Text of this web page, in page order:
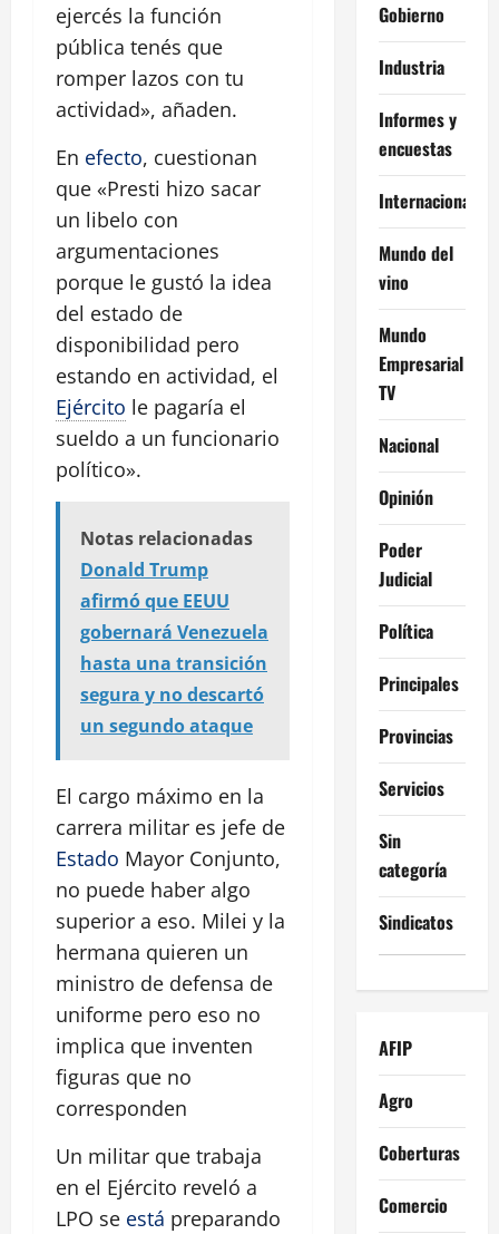
ejercés la función
pública tenés que
romper lazos con tu
actividad», añaden.
En efecto, cuestionan
que «Presti hizo sacar
un libelo con
argumentaciones
porque le gustó la idea
del estado de
disponibilidad pero
estando en actividad, el
Ejército le pagaría el
sueldo a un funcionario
político».
Notas relacionadas
Donald Trump
afirmó que EEUU
gobernará Venezuela
hasta una transición
segura y no descartó
un segundo ataque
El cargo máximo en la
carrera militar es jefe de
Estado Mayor Conjunto,
no puede haber algo
superior a eso. Milei y la
hermana quieren un
ministro de defensa de
uniforme pero eso no
implica que inventen
figuras que no
corresponden
Un militar que trabaja
en el Ejército reveló a
LPO se está preparando
Gobierno
Industria
Informes y
encuestas
Internacional
Mundo del
vino
Mundo
Empresarial
TV
Nacional
Opinión
Poder
Judicial
Política
Principales
Provincias
Servicios
Sin
categoría
Sindicatos
AFIP
Agro
Coberturas
Comercio